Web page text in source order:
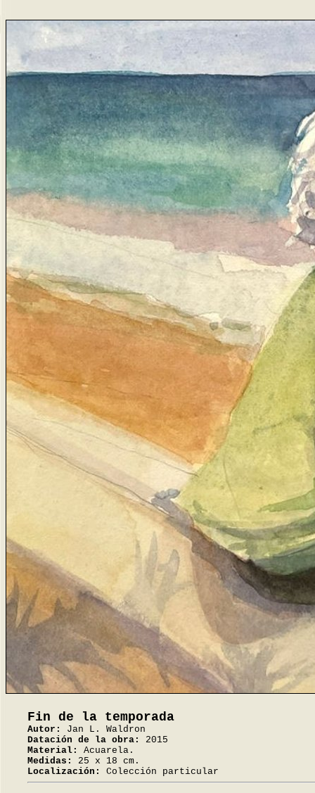
Fin de la temporada
Autor:
Jan L. Waldron
Datación de la obra:
2015
Material:
Acuarela.
Medidas:
25 x 18 cm.
Localización:
Colección particular